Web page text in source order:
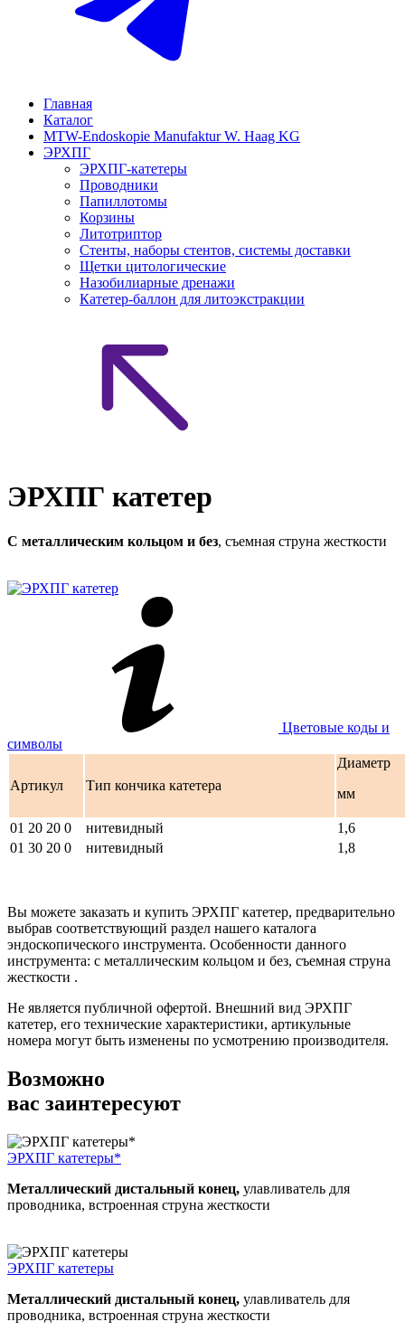
Главная
Каталог
MTW-Endoskopie Manufaktur W. Haag KG
ЭРХПГ
ЭРХПГ-катетеры
Проводники
Папиллотомы
Корзины
Литотриптор
Стенты, наборы стентов, системы доставки
Щетки цитологические
Назобилиарные дренажи
Катетер-баллон для литоэкстракции
ЭРХПГ катетер
С металлическим кольцом и без, съемная струна жесткости
Цветовые коды и
символы
Артикул Тип кончика катетера
Диаметр
мм
01 20 20 0 нитевидный
1,6
01 30 20 0
нитевидный 1,8
Вы можете заказать и купить ЭРХПГ катетер, предварительно
выбрав соответствующий раздел нашего каталога
эндоскопического инструмента. Особенности данного
инструмента: с металлическим кольцом и без, съемная струна
жесткости .
Не является публичной офертой. Внешний вид ЭРХПГ
катетер, его технические характеристики, артикульные
номера могут быть изменены по усмотрению производителя.
Возможно
вас заинтересуют
ЭРХПГ катетеры*
Металлический дистальный конец, улавливатель для
проводника, встроенная струна жесткости
ЭРХПГ катетеры
Металлический дистальный конец, улавливатель для
проводника, встроенная струна жесткости